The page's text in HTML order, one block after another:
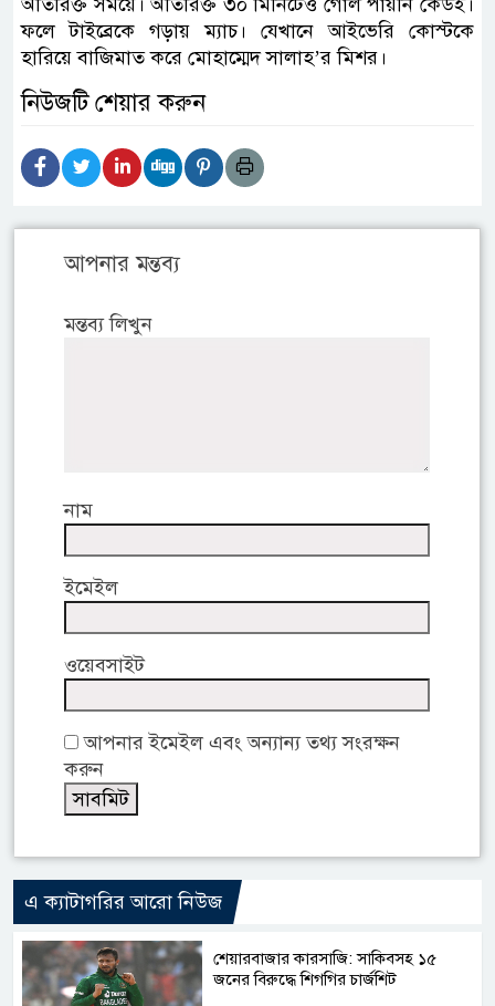
ফলে টাইব্রেকে গড়ায় ম্যাচ। যেখানে আইভেরি কোস্টকে
হারিয়ে বাজিমাত করে মোহাম্মেদ সালাহ’র মিশর।
নিউজটি শেয়ার করুন
আপনার মন্তব্য
মন্তব্য লিখুন
নাম
ইমেইল
ওয়েবসাইট
আপনার ইমেইল এবং অন্যান্য তথ্য সংরক্ষন
করুন
এ ক্যাটাগরির আরো নিউজ
শেয়ারবাজার কারসাজি: সাকিবসহ ১৫
জনের বিরুদ্ধে শিগগির চার্জশিট